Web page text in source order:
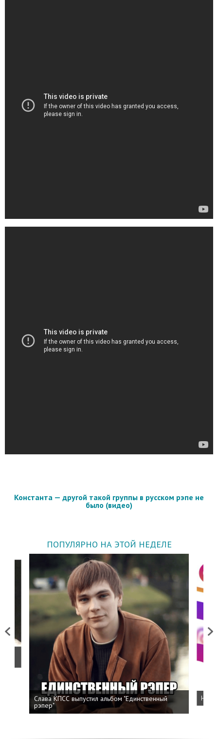
Константа — другой такой группы в русском рэпе не
было (видео)
ПОПУЛЯРНО НА ЭТОЙ НЕДЕЛЕ
Previous
Слава КПСС выпустил альбом "Единственный
рэпер"
Next